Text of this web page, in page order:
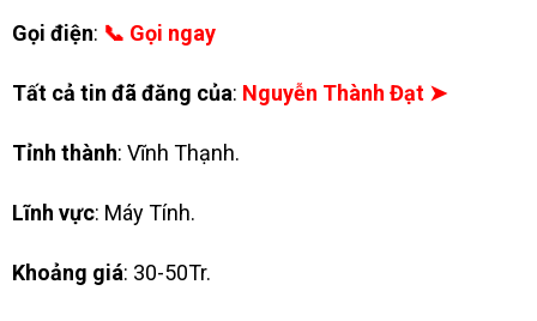
Gọi điện: 📞 Gọi ngay
Tất cả tin đã đăng của: Nguyễn Thành Đạt ➤
Tỉnh thành: Vĩnh Thạnh.
Lĩnh vực: Máy Tính.
Khoảng giá: 30-50Tr.